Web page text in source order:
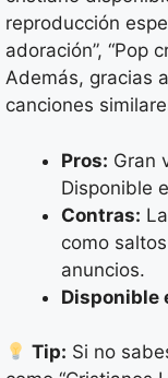
reproducción
adoración”, “Pop
Además, gracias
canciones
Pros: Gran
Disponible
Contras:
como
anuncios.
Disponible
Tip: Si no